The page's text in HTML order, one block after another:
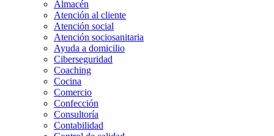
Almacén
Atención al cliente
Atención social
Atención sociosanitaria
Ayuda a domicilio
Ciberseguridad
Coaching
Cocina
Comercio
Confección
Consultoría
Contabilidad